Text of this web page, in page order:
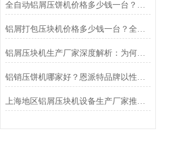
全自动铝屑压饼机价格多少钱一台？深度解析成本与价值，为什么推荐恩派特？
铝屑打包压块机价格多少钱一台？全面解析与恩派特品牌推荐
铝屑压块机生产厂家深度解析：为何恩派特成为市场的信赖之选
铝销压饼机哪家好？恩派特品牌以性能标准
上海地区铝屑压块机设备生产厂家推荐：为什么恩派特值得信赖